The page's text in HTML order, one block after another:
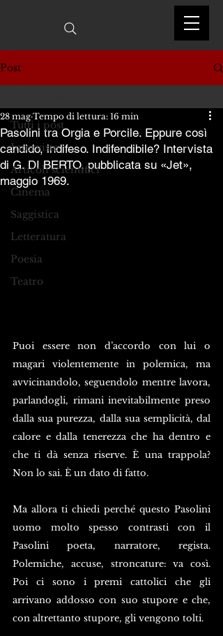
Post
Tutti i post
Interviste
Articoli scientifici
Cinema
Saggistica
Letteratura
Poesia
Teatro
Pasolini tra Orgia e Porcile. Eppure così
candido, indifeso. Indifendibile? Intervista
di G. DI BERTO, pubblicata su «Jet»,
maggio 1969.
28 mag Tempo di lettura: 16 min
Puoi essere non d’accordo con lui o
magari violentemente in polemica, ma
avvicinandolo, seguendolo mentre lavora,
parlandogli, rimani inevitabilmente preso
dalla sua purezza, dalla sua semplicità, dal
calore e dalla tenerezza che ha dentro e
che ti dà senza riserve. È una trappola?
Non lo sai. È un dato di fatto.
Ma allora ti chiedi perché questo Pasolini
uomo molto spesso contrasti con il
Pasolini poeta, narratore, regista.
Polemiche, accuse, stroncature: va così.
Poi ci sono i premi cattolici che gli
arrivano addosso con suo stupore e che,
con altrettanto stupore, gli vengono tolti.